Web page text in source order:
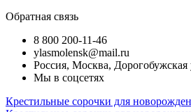
Обратная связь
8 800 200-11-46
ylasmolensk@mail.ru
Россия, Москва, Дорогобужская
Мы в соцсетях
Крестильные сорочки для